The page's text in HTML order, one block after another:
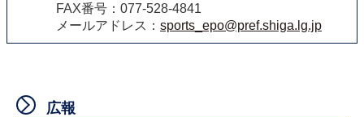
FAX番号：077-528-4841
メールアドレス： sports_epo@pref.shiga.lg.jp
広報